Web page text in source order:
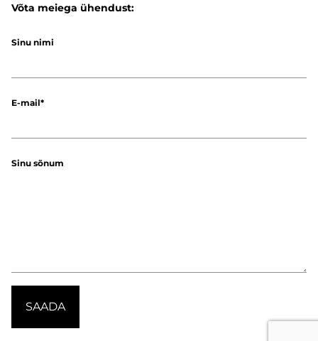
Võta meiega ühendust:
Sinu nimi
E-mail
Sinu sõnum